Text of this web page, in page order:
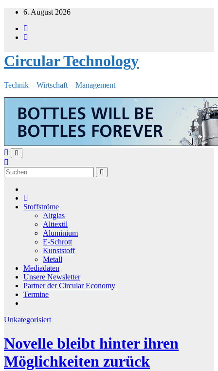
Zum
springen
6. August 2026
Circular Technology
Technik – Wirtschaft – Management
Stoffströme
Altglas
Alttextil
Aluminium
E-Schrott
Kunststoff
Metall
Mediadaten
Unsere Newsletter
Partner der Circular Economy
Termine
Unkategorisiert
Novelle bleibt hinter ihren
Möglichkeiten zurück